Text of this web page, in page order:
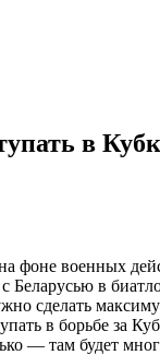
в
фоне военных
в
сделать
в борьбе за
— там будет